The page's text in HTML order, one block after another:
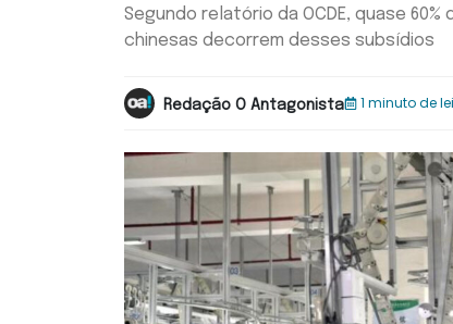
Segundo relatório da OCDE, quase
chinesas decorrem desses subsídios
Redação O Antagonista 1 minuto de